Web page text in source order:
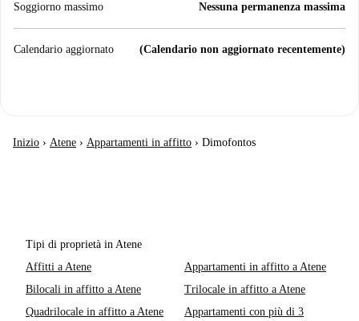
Soggiorno massimo Nessuna permanenza massima
Calendario aggiornato (Calendario non aggiornato recentemente)
Inizio › Atene › Appartamenti in affitto › Dimofontos
Tipi di proprietà in Atene
Affitti a Atene
Appartamenti in affitto a Atene
Bilocali in affitto a Atene
Trilocale in affitto a Atene
Quadrilocale in affitto a Atene
Appartamenti con più di 3